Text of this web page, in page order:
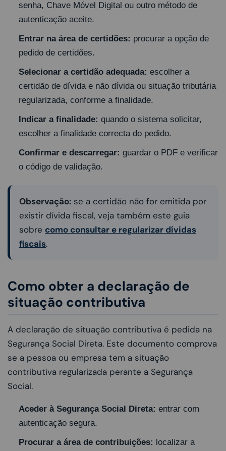
senha, Chave Móvel Digital ou outro método de
autenticação aceite.
Entrar na área de certidões: procurar a opção de
pedido de certidões.
Selecionar a certidão adequada: escolher a
certidão de dívida e não dívida ou situação tributária
regularizada, conforme a finalidade.
Indicar a finalidade: quando o sistema solicitar,
escolher a finalidade correcta do pedido.
Confirmar e descarregar: guardar o PDF e verificar
o código de validação.
Observação: se a certidão não for emitida por
existir dívida fiscal, veja também este guia
sobre como consultar e regularizar dívidas
fiscais.
Como obter a declaração de
situação contributiva
A declaração de situação contributiva é pedida na
Segurança Social Direta. Este documento comprova
se a pessoa ou empresa tem a situação
contributiva regularizada perante a Segurança
Social.
Aceder à Segurança Social Direta: entrar com
autenticação segura.
Procurar a área de contribuições: localizar a